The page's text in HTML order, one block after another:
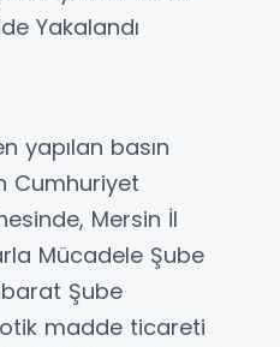
Yakalandı
yapılan basın
Cumhuriyet
Mersin İl
Mücadele Şube
Şube
madde ticareti